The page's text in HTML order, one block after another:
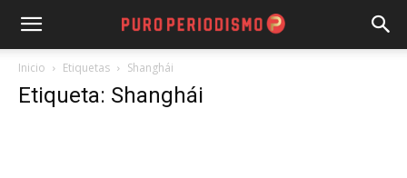
Inicio Etiquetas Shanghái
Etiqueta: Shanghái